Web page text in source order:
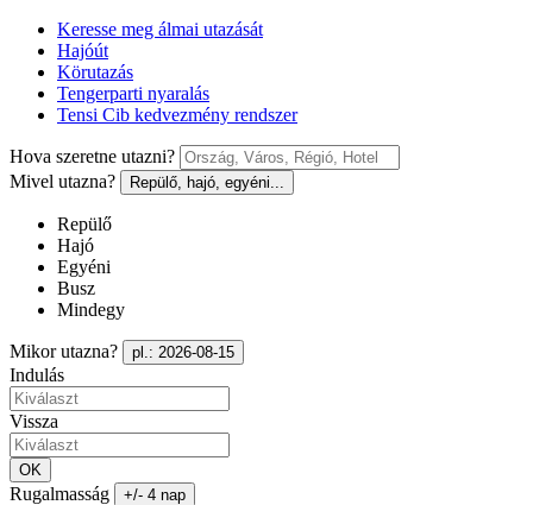
Keresse meg álmai utazását
Hajóút
Körutazás
Tengerparti nyaralás
Tensi Cib kedvezmény rendszer
Hova szeretne utazni?
Mivel utazna?
Repülő, hajó, egyéni...
Repülő
Hajó
Egyéni
Busz
Mindegy
Mikor utazna? pl.: 2026-08-15
Indulás
Vissza
OK
Rugalmasság +/- 4 nap